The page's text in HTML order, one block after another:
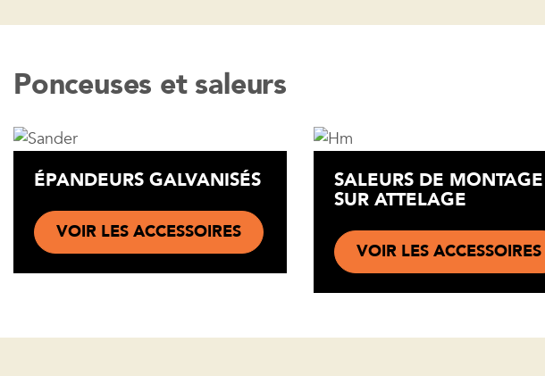
Ponceuses et saleurs
ÉPANDEURS GALVANISÉS
VOIR LES ACCESSOIRES
SALEURS DE MONTAGE
SUR ATTELAGE
VOIR LES ACCESSOIRES